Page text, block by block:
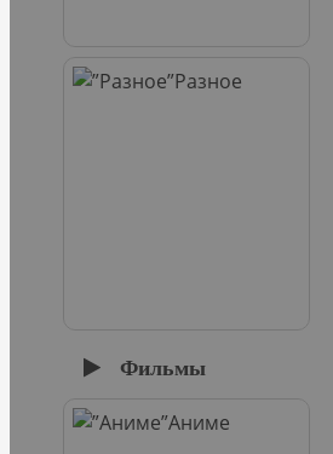
Разное
Фильмы
Аниме